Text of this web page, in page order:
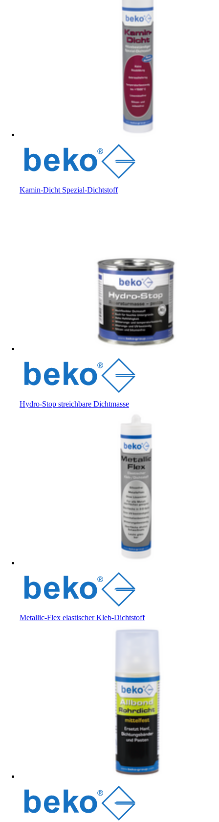
Kamin-Dicht Spezial-Dichtstoff
Hydro-Stop streichbare Dichtmasse
Metallic-Flex elastischer Kleb-Dichtstoff